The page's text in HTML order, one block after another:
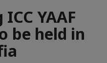
YAAF
be held in